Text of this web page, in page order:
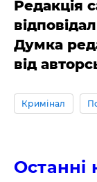
Редакція
Думка
від
Кримінал
Останні